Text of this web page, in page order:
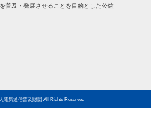
普及・発展させることを目的とした公益
電気通信普及財団 All Rights Reserved